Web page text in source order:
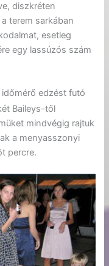
diszkréten
terem sarkában
esetleg
egy lassúzós szám
edzést futó
Baileys-től
mindvégig rajtuk
a menyasszonyi
percre.